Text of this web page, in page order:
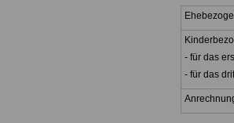
- für das
- für das